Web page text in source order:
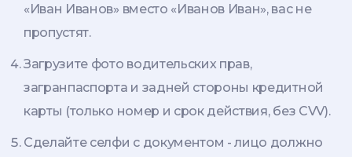
«Иван Иванов» вместо «Иванов Иван», вас не
пропустят.
Загрузите фото водительских прав,
загранпаспорта и задней стороны кредитной
карты (только номер и срок действия, без CVV).
Сделайте селфи с документом - лицо должно